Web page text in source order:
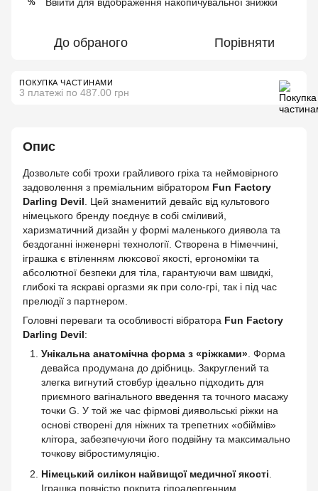
Ввійти для відображення накопичувальної знижки
До обраного Порівняти
ПОКУПКА ЧАСТИНАМИ
3 платежі по 487.00 грн
Опис
Дозвольте собі трохи грайливого гріха та неймовірного
задоволення з преміальним вібратором Fun Factory
Darling Devil. Цей знаменитий девайс від культового
німецького бренду поєднує в собі сміливий,
харизматичний дизайн у формі маленького диявола та
бездоганні інженерні технології. Створена в Німеччині,
іграшка є втіленням люксової якості, ергономіки та
абсолютної безпеки для тіла, гарантуючи вам швидкі,
глибокі та яскраві оргазми як при соло-грі, так і під час
прелюдії з партнером.
Головні переваги та особливості вібратора Fun Factory
Darling Devil:
Унікальна анатомічна форма з «ріжками». Форма
девайса продумана до дрібниць. Закруглений та
злегка вигнутий стовбур ідеально підходить для
приємного вагінального введення та точного масажу
точки G. У той же час фірмові диявольські ріжки на
основі створені для ніжних та трепетних «обіймів»
клітора, забезпечуючи його подвійну та максимально
точкову вібростимуляцію.
Німецький силікон найвищої медичної якості
Іграшка повністю покрита гіпоалергенним,